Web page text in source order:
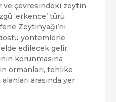
ve çevresindeki zeytin
‘erkence’ türü
Zeytinyağı’nı
yöntemlerle
edilecek gelir,
korunmasına
ormanları, tehlike
arasında yer